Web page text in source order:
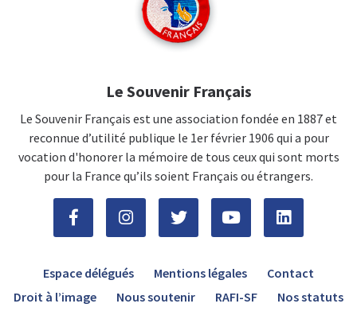
Le Souvenir Français
Le Souvenir Français est une association fondée en 1887 et
reconnue d’utilité publique le 1er février 1906 qui a pour
vocation d'honorer la mémoire de tous ceux qui sont morts
pour la France qu’ils soient Français ou étrangers.
Espace délégués Mentions légales
Contact
Droit à l’image
Nous soutenir RAFI-SF Nos statuts